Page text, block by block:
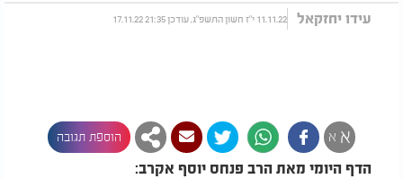
עידו יחזקאל 11.11.22 י"ז חשון התשפ"ג, עודכן 21:35 17.11.22
א א הוספת תגובה
הדף היומי מאת הרב פנחס יוסף אקרב: